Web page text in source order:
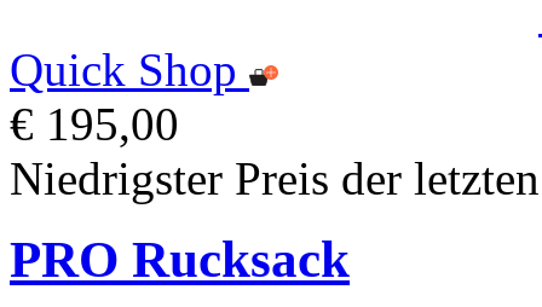
Quick Shop
€ 195,00
Niedrigster Preis der
PRO Rucksack